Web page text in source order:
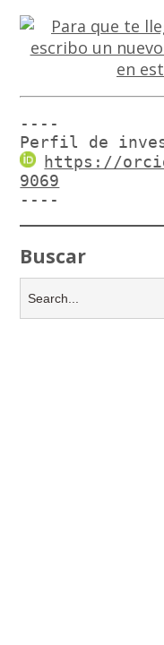
----
Perfil de
https://
9069
----
Buscar